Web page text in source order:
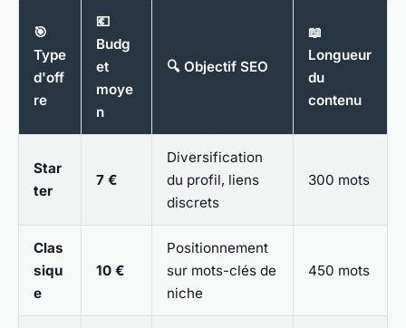
🎯
Type
d'off
re
💶
Budg
et
moye
n
🔍 Objectif SEO
📖
Longueur
du
contenu
Star
ter
7 €
Diversification
du profil, liens
discrets
300 mots
Clas
siqu
e
10 €
Positionnement
sur mots-clés de
niche
450 mots